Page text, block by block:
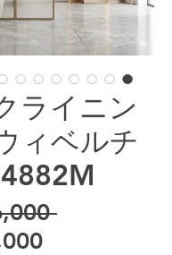
ライニン
ィベルチ
‏246,000 JP¥